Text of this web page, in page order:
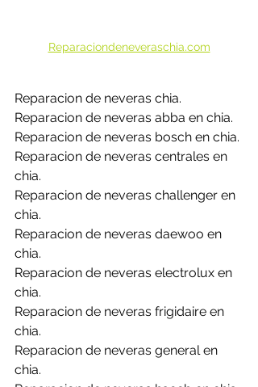
Reparaciondeneveraschia.com
Reparacion de neveras chia.
Reparacion de neveras abba en chia.
Reparacion de neveras bosch en chia.
Reparacion de neveras centrales en
chia.
Reparacion de neveras challenger en
chia.
Reparacion de neveras daewoo en
chia.
Reparacion de neveras electrolux en
chia.
Reparacion de neveras frigidaire en
chia.
Reparacion de neveras general en
chia.